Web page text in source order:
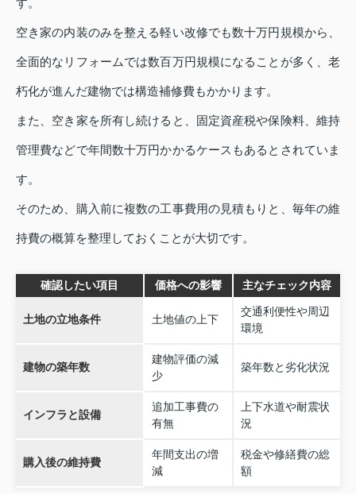
す。
空き家の内装のみを整える軽い改修でも数十万円規模から、
全面的なリフォームでは数百万円規模になることが多く、老
朽化が進んだ建物では構造補修費もかかります。
また、空き家を所有し続けると、固定資産税や保険料、維持
管理費などで年間数十万円かかるケースもあるとされていま
す。
そのため、購入前に複数の工事費用の見積もりと、毎年の維
持費の概算を整理しておくことが大切です。
確認したい項目 価格への影響 主なチェック内容
土地の立地条件 土地値の上下
交通利便性や周辺
環境
建物の築年数
建物評価の減
少
築年数と劣化状況
インフラと設備
追加工事費の
有無
上下水道や耐震状
況
購入後の維持費
年間支出の増
減
税金や修繕費の総
額